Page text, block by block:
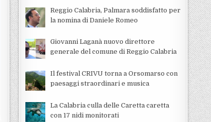
Reggio Calabria, Palmara soddisfatto per
la nomina di Daniele Romeo
Giovanni Laganà nuovo direttore
generale del comune di Reggio Calabria
Il festival CRIVU torna a Orsomarso con
paesaggi straordinari e musica
La Calabria culla delle Caretta caretta
con 17 nidi monitorati